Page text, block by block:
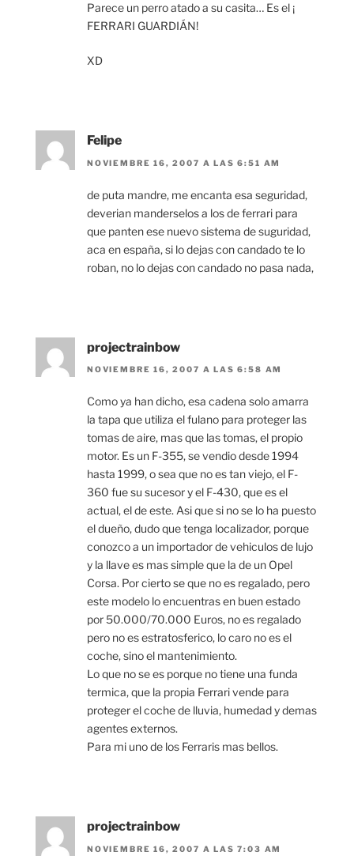
Parece un perro atado a su casita… Es el ¡
FERRARI GUARDIÁN!
XD
Felipe
NOVIEMBRE 16, 2007 A LAS 6:51 AM
de puta mandre, me encanta esa seguridad,
deverian manderselos a los de ferrari para
que panten ese nuevo sistema de suguridad,
aca en españa, si lo dejas con candado te lo
roban, no lo dejas con candado no pasa nada,
projectrainbow
NOVIEMBRE 16, 2007 A LAS 6:58 AM
Como ya han dicho, esa cadena solo amarra
la tapa que utiliza el fulano para proteger las
tomas de aire, mas que las tomas, el propio
motor. Es un F-355, se vendio desde 1994
hasta 1999, o sea que no es tan viejo, el F-
360 fue su sucesor y el F-430, que es el
actual, el de este. Asi que si no se lo ha puesto
el dueño, dudo que tenga localizador, porque
conozco a un importador de vehiculos de lujo
y la llave es mas simple que la de un Opel
Corsa. Por cierto se que no es regalado, pero
este modelo lo encuentras en buen estado
por 50.000/70.000 Euros, no es regalado
pero no es estratosferico, lo caro no es el
coche, sino el mantenimiento.
Lo que no se es porque no tiene una funda
termica, que la propia Ferrari vende para
proteger el coche de lluvia, humedad y demas
agentes externos.
Para mi uno de los Ferraris mas bellos.
projectrainbow
NOVIEMBRE 16, 2007 A LAS 7:03 AM